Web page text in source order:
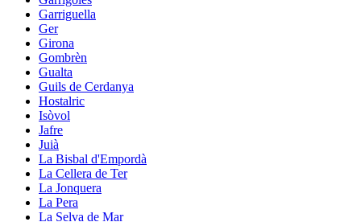
Garriguella
Ger
Girona
Gombrèn
Gualta
Guils de Cerdanya
Hostalric
Isòvol
Jafre
Juià
La Bisbal d'Empordà
La Cellera de Ter
La Jonquera
La Pera
La Selva de Mar